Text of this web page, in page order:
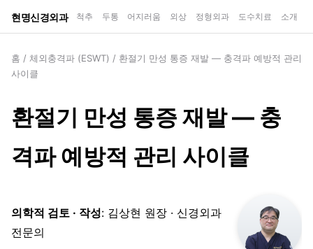
현명신경외과 척추 두통 어지러움 외상 정형외과 도수치료 소개
홈 / 체외충격파 (ESWT) / 환절기 만성 통증 재발 — 충격파 예방적 관리
사이클
환절기 만성 통증 재발 — 충
격파 예방적 관리 사이클
의학적 검토 · 작성: 김상현 원장 · 신경외과
전문의